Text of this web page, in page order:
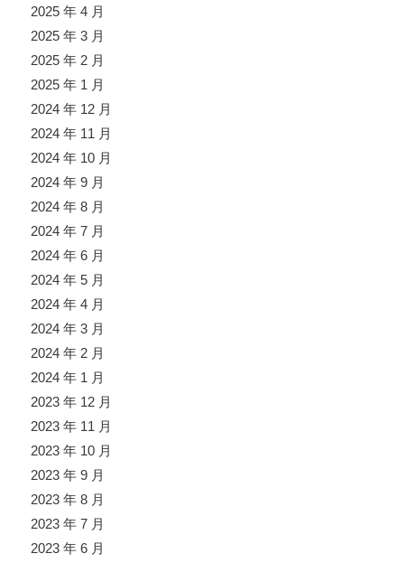
2025 年 4 月
2025 年 3 月
2025 年 2 月
2025 年 1 月
2024 年 12 月
2024 年 11 月
2024 年 10 月
2024 年 9 月
2024 年 8 月
2024 年 7 月
2024 年 6 月
2024 年 5 月
2024 年 4 月
2024 年 3 月
2024 年 2 月
2024 年 1 月
2023 年 12 月
2023 年 11 月
2023 年 10 月
2023 年 9 月
2023 年 8 月
2023 年 7 月
2023 年 6 月